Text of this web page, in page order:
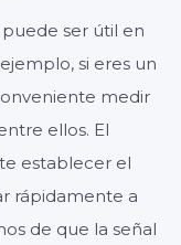
ser útil en
si eres un
medir
ellos. El
establecer el
rápidamente a
de que la señal
Ajustes